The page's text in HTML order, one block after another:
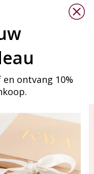
ontvang 10%